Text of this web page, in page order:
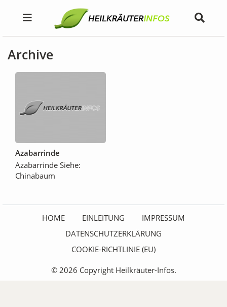
Archive
Azabarrinde
Azabarrinde Siehe:
Chinabaum
HOME EINLEITUNG
IMPRESSUM
DATENSCHUTZERKLÄRUNG
COOKIE-RICHTLINIE (EU)
© 2026 Copyright Heilkräuter-Infos.